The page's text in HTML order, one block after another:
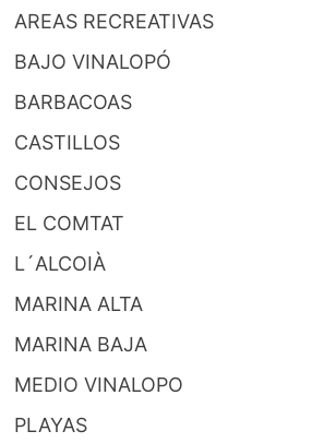
AREAS RECREATIVAS
BAJO VINALOPÓ
BARBACOAS
CASTILLOS
CONSEJOS
EL COMTAT
L´ALCOIÀ
MARINA ALTA
MARINA BAJA
MEDIO VINALOPO
PLAYAS